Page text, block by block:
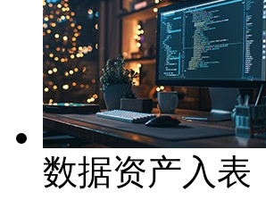
数据资产入表